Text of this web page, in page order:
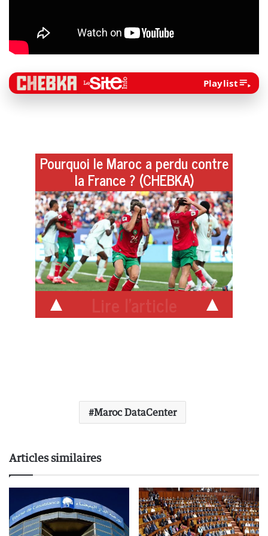
Playlist
Pourquoi le Maroc a perdu contre
la France ? (CHEBKA)
Maroc DataCenter
Articles similaires